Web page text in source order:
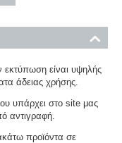
εκτύπωση είναι υψηλής
άδειας χρήσης.
υπάρχει στο site μας
αντιγραφή.
προϊόντα σε